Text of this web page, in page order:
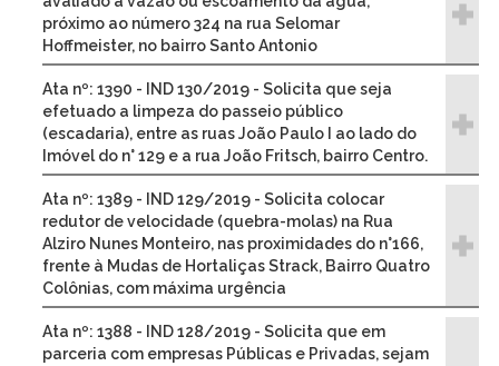
próximo ao número 324 na rua Selomar
Hoffmeister, no bairro Santo Antonio
Ata nº: 1390 - IND 130/2019 - Solicita que seja
efetuado a limpeza do passeio público
(escadaria), entre as ruas João Paulo I ao lado do
Imóvel do n° 129 e a rua João Fritsch, bairro Centro.
Ata nº: 1389 - IND 129/2019 - Solicita colocar
redutor de velocidade (quebra-molas) na Rua
Alziro Nunes Monteiro, nas proximidades do n°166,
frente à Mudas de Hortaliças Strack, Bairro Quatro
Colônias, com máxima urgência
Ata nº: 1388 - IND 128/2019 - Solicita que em
parceria com empresas Públicas e Privadas, sejam